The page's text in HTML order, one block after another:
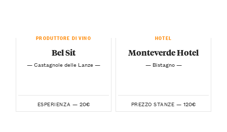
PRODUTTORE DI VINO
Bel Sit
— Castagnole delle Lanze —
ESPERIENZA — 20€
HOTEL
Monteverde Hotel
— Bistagno —
PREZZO STANZE — 120€